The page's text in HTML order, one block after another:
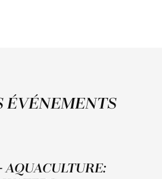
ÉVÉNEMENTS